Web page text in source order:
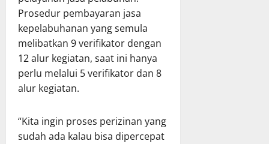
Prosedur pembayaran jasa
kepelabuhanan yang semula
melibatkan 9 verifikator dengan
12 alur kegiatan, saat ini hanya
perlu melalui 5 verifikator dan 8
alur kegiatan.
“Kita ingin proses perizinan yang
sudah ada kalau bisa dipercepat